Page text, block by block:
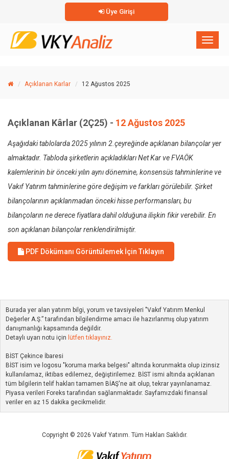
Üye Girişi
×
Açıklanan Karlar 12 Ağustos 2025
Açıklanan Kârlar (2Ç25) - 12 Ağustos 2025
Aşağıdaki tablolarda 2025 yılının 2.çeyreğinde açıklanan bilançolar yer
almaktadır. Tabloda şirketlerin açıkladıkları Net Kar ve FVAÖK
kalemlerinin bir önceki yılın aynı dönemine, konsensüs tahminlerine ve
Vakıf Yatırım tahminlerine göre değişim ve farkları görülebilir. Şirket
bilançolarının açıklanmadan önceki hisse performansları, bu
bilançoların ne derece fiyatlara dahil olduğuna ilişkin fikir verebilir. En
son açıklanan bilançolar renklendirilmiştir.
PDF Dökümanı Görüntülemek İçin Tıklayın
Burada yer alan yatırım bilgi, yorum ve tavsiyeleri "Vakıf Yatırım Menkul
Değerler A.Ş.” tarafından bilgilendirme amacı ile hazırlanmış olup yatırım
danışmanlığı kapsamında değildir.
Detaylı uyarı notu için lütfen tıklayınız.
BİST Çekince İbaresi
BİST isim ve logosu "koruma marka belgesi" altında korunmakta olup izinsiz
kullanılamaz, iktibas edilemez, değiştirilemez. BİST ismi altında açıklanan
tüm bilgilerin telif hakları tamamen BİAŞ'ne ait olup, tekrar yayınlanamaz.
Piyasa verileri Foreks tarafından sağlanmaktadır. Sayfamızdaki finansal
veriler en az 15 dakika gecikmelidir.
Copyright © 2026 Vakıf Yatırım. Tüm Hakları Saklıdır.